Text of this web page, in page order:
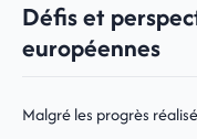
Défis et
européennes
Malgré les progrès